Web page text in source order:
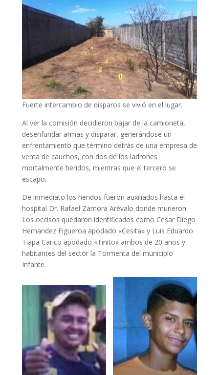
Fuerte intercambio de disparos se vivió en el lugar.
Al ver la comisión decidieron bajar de la camioneta,
desenfundar armas y disparar, generándose un
enfrentamiento que término detrás de una empresa de
venta de cauchos, con dos de los ladrones
mortalmente heridos, mientras que el tercero se
escapo.
De inmediato los heridos fueron auxiliados hasta el
hospital Dr. Rafael Zamora Arévalo donde murieron.
Los occisos quedaron identificados como Cesar Diego
Hernandez Figueroa apodado «Cesita» y Luis Eduardo
Tiapa Carico apodado «Tinito» ambos de 20 años y
habitantes del sector la Tormenta del municipio
Infante.